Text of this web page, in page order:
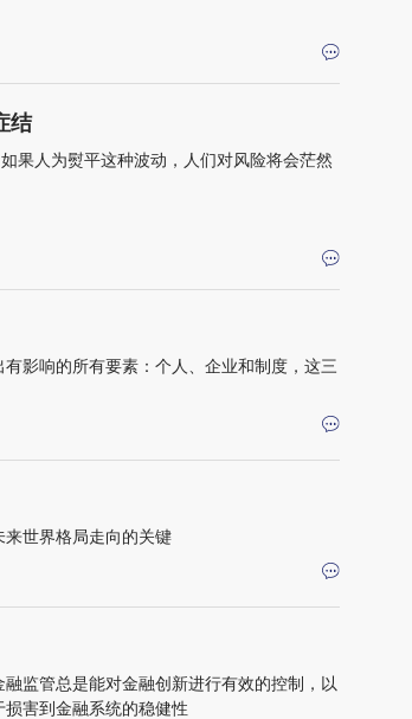
结
果人为熨平这种波动，人们对风险将会茫然
影响的所有要素：个人、企业和制度，这三
世界格局走向的关键
监管总是能对金融创新进行有效的控制，以
害到金融系统的稳健性